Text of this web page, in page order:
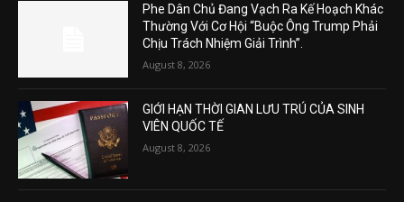
Phe Dân Chủ Đang Vạch Ra Kế Hoạch Khác
Thường Với Cơ Hội “Buộc Ông Trump Phải
Chịu Trách Nhiệm Giải Trình”.
August 8, 2026
GIỚI HẠN THỜI GIAN LƯU TRÚ CỦA SINH
VIÊN QUỐC TẾ
August 8, 2026